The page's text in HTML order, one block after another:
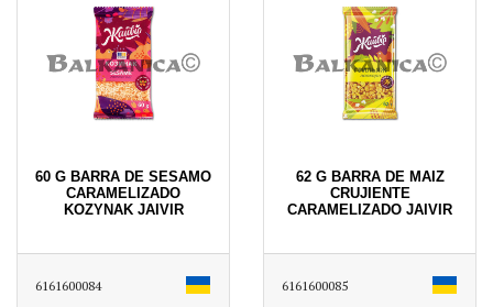
60 G BARRA DE SESAMO
CARAMELIZADO
KOZYNAK JAIVIR
6161600084
62 G BARRA DE MAIZ
CRUJIENTE
CARAMELIZADO JAIVIR
6161600085